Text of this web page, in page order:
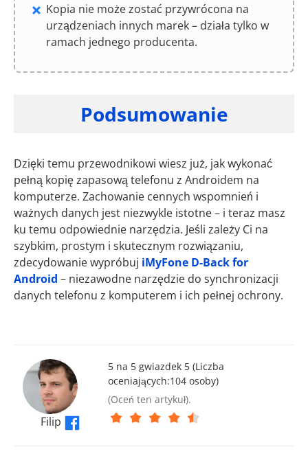
Kopia nie może zostać przywrócona na
urządzeniach innych marek – działa tylko w
ramach jednego producenta.
Podsumowanie
Dzięki temu przewodnikowi wiesz już, jak wykonać
pełną kopię zapasową telefonu z Androidem na
komputerze. Zachowanie cennych wspomnień i
ważnych danych jest niezwykle istotne – i teraz masz
ku temu odpowiednie narzędzia. Jeśli zależy Ci na
szybkim, prostym i skutecznym rozwiązaniu,
zdecydowanie wypróbuj iMyFone D-Back for
Android – niezawodne narzędzie do synchronizacji
danych telefonu z komputerem i ich pełnej ochrony.
Filip
5 na 5 gwiazdek 5 (Liczba
oceniających:104osoby)
(Oceń ten artykuł).